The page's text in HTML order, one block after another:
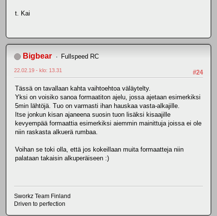
t. Kai
Bigbear Fullspeed RC
#24
22.02.19 - klo: 13.31
Tässä on tavallaan kahta vaihtoehtoa väläytelty.
Yksi on voisiko sanoa formaatiton ajelu, jossa ajetaan esimerkiksi
5min lähtöjä. Tuo on varmasti ihan hauskaa vasta-alkajille.
Itse jonkun kisan ajaneena suosin tuon lisäksi kisaajille
kevyempää formaattia esimerkiksi aiemmin mainittuja joissa ei ole
niin raskasta alkuerä rumbaa.
Voihan se toki olla, että jos kokeillaan muita formaatteja niin
palataan takaisin alkuperäiseen :)
Sworkz Team Finland
Driven to perfection